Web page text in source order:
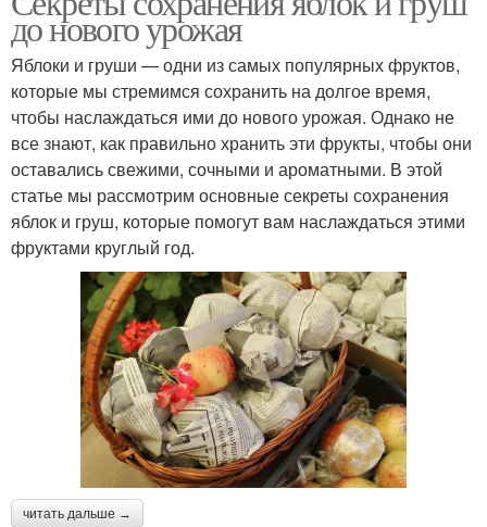
до нового урожая
Яблоки и груши — одни из самых популярных фруктов,
которые мы стремимся сохранить на долгое время,
чтобы наслаждаться ими до нового урожая. Однако не
все знают, как правильно хранить эти фрукты, чтобы они
оставались свежими, сочными и ароматными. В этой
статье мы рассмотрим основные секреты сохранения
яблок и груш, которые помогут вам наслаждаться этими
фруктами круглый год.
читать дальше →